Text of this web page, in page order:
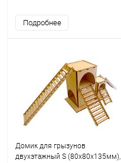
Подробнее
Домик для грызунов
двухэтажный S (80х80х135мм),